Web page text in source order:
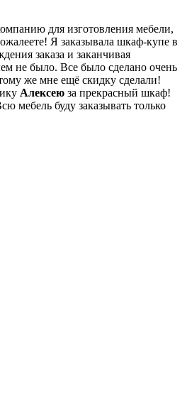
для изготовления мебели,
Я заказывала шкаф-купе в
заказа и заканчивая
не было. Все было сделано очень
же мне ещё скидку сделали!
Алексею за прекрасный шкаф!
мебель буду заказывать только